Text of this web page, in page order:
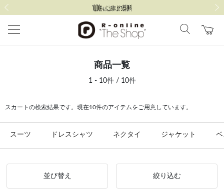
商品一覧
1 - 10件 / 10件
スカートの検索結果です。現在10件のアイテムをご用意しています。
スーツ ドレスシャツ ネクタイ ジャケット
並び替え 絞り込む